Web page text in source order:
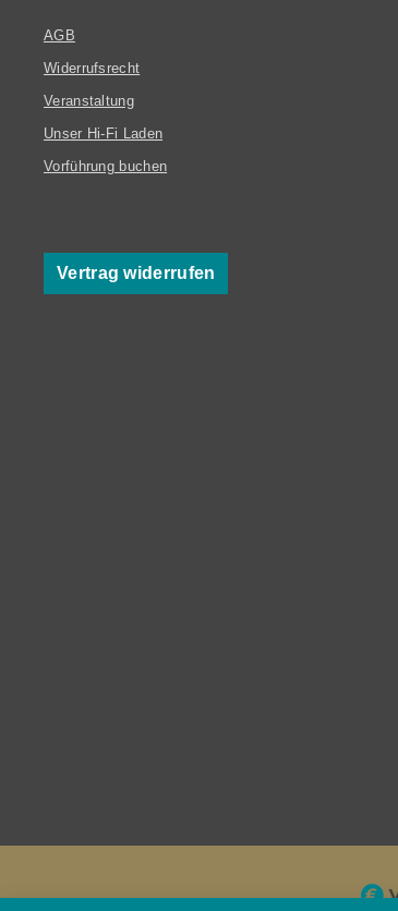
AGB
Widerrufsrecht
Veranstaltung
Unser Hi-Fi Laden
Vorführung buchen
Vertrag widerrufen